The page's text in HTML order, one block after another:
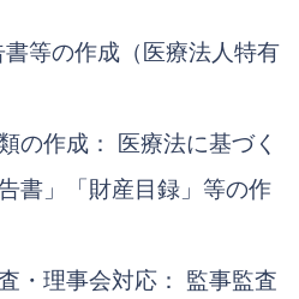
書等の作成（医療法人特有
の作成： 医療法に基づく
告書」「財産目録」等の作
・理事会対応： 監事監査